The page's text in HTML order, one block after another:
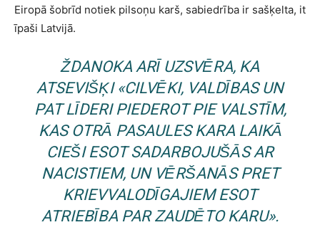
Eiropā šobrīd notiek pilsoņu karš, sabiedrība ir sašķelta, it
īpaši Latvijā.
ŽDANOKA ARĪ UZSVĒRA, KA
ATSEVIŠĶI «CILVĒKI, VALDĪBAS UN
PAT LĪDERI PIEDEROT PIE VALSTĪM,
KAS OTRĀ PASAULES KARA LAIKĀ
CIEŠI ESOT SADARBOJUŠĀS AR
NACISTIEM, UN VĒRŠANĀS PRET
KRIEVVALODĪGAJIEM ESOT
ATRIEBĪBA PAR ZAUDĒTO KARU».